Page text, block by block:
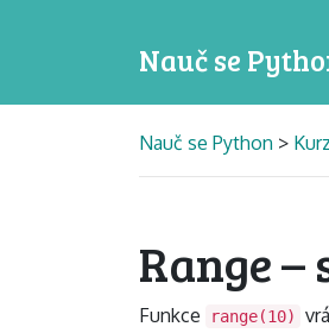
Nauč se
Nauč se Python >
Range –
Funkce range(10)